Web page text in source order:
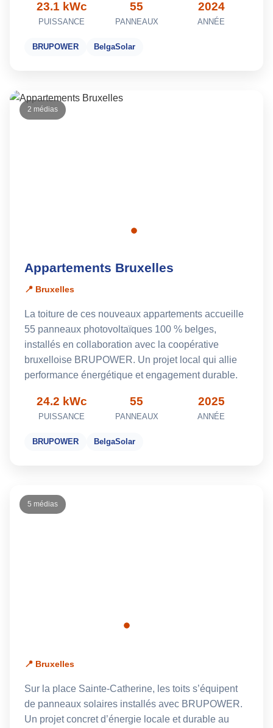
23.1 kWc
PUISSANCE
55
PANNEAUX
2024
ANNÉE
BRUPOWER BelgaSolar
2 médias
Appartements Bruxelles
📍 Bruxelles
La toiture de ces nouveaux appartements accueille
55 panneaux photovoltaïques 100 % belges,
installés en collaboration avec la coopérative
bruxelloise BRUPOWER. Un projet local qui allie
performance énergétique et engagement durable.
24.2 kWc
PUISSANCE
55
PANNEAUX
2025
ANNÉE
BRUPOWER BelgaSolar
5 médias
📍 Bruxelles
Sur la place Sainte-Catherine, les toits s’équipent
de panneaux solaires installés avec BRUPOWER.
Un projet concret d’énergie locale et durable au